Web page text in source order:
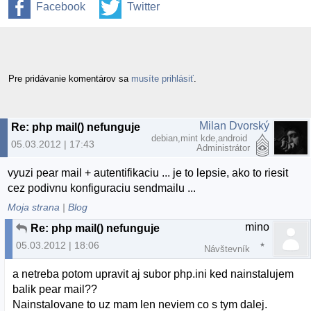
Facebook Twitter
Pre pridávanie komentárov sa musíte prihlásiť
Re: php mail() nefunguje
05.03.2012 | 17:43
Milan Dvorský
debian,mint kde,android
Administrátor
vyuzi pear mail + autentifikaciu ... je to lepsie, ako to riesit
cez podivnu konfiguraciu sendmailu ...
Moja strana |Blog
Re: php mail() nefunguje
05.03.2012 | 18:06
mino
Návštevník
a netreba potom upravit aj subor php.ini ked nainstalujem
balik pear mail??
Nainstalovane to uz mam len neviem co s tym dalej.